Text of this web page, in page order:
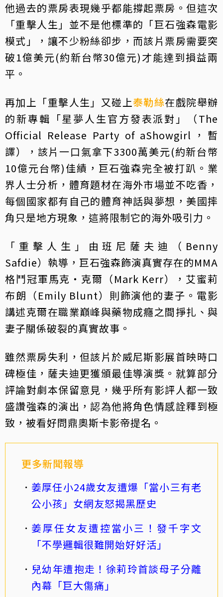
他過去的票房表現幾乎都能撐起票房。但這次
「重擊人生」並不是他標準的「巨石強森電影
模式」，讓不少粉絲卻步，而該片票房需要突
破1億美元(約新台幣30億元)才能達到損益兩
平。
再加上「重擊人生」又碰上泰勒絲在戲院舉辦
的新專輯「星夢人生官方發表派對」（The
Official Release Party of aShowgirl，暫
譯），該片一口氣拿下3300萬美元(約新台幣
10億元台幣)佳績，巨石強森完全被打趴。業
界人士分析，體育題材在海外市場並不吃香，
每個國家都有自己的體育神話與夢想，美國摔
角只是地方現象，這將限制它的海外吸引力。
「重擊人生」由班尼薩夫迪（Benny
Safdie）執導，巨石強森飾演真實存在的MMA
格鬥冠軍馬克‧克爾（Mark Kerr），艾蜜莉
布朗（Emily Blunt）則飾演他的妻子。電影
講述克爾在職業巔峰與藥物成癮之間掙扎、與
妻子關係破裂的真實故事。
雖然票房失利，但該片於威尼斯影展首映時口
碑極佳，薩夫迪更獲頒最佳導演獎。就算部分
評論對劇本保留意見，幾乎所有影評人都一致
盛讚強森的演出，認為他將角色情感詮釋到極
致，被看好問鼎奧斯卡影帝提名。
更多新聞報導
姜厚任小24歲女友遭爆「當小三有老
公小孩」女網友怒揭黑歷史
姜厚任女友遭控當小三！發千字文
「不學邏輯很難開始好好活」
兒幼年遭抱走！徐莉玲首談母子分離
內幕「巨大傷痛」